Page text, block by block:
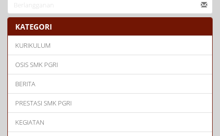
KATEGORI
KURIKULUM
OSIS SMK PGRI
BERITA
PRESTASI SMK PGRI
KEGIATAN